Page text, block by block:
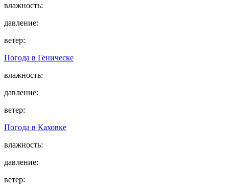
влажность:
давление:
ветер:
Погода в Геническе
влажность:
давление:
ветер:
Погода в Каховке
влажность:
давление:
ветер: